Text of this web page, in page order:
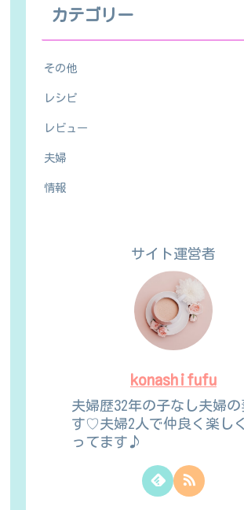
カテゴリー
その他
レシピ
レビュー
夫婦
情報
サイト運営者
konashifufu
夫婦歴32年の子なし夫婦の
す♡夫婦2人で仲良く楽し
ってます♪